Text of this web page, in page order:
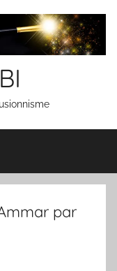
par